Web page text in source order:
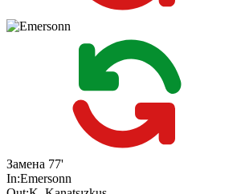
Замена 77'
In:Emersonn